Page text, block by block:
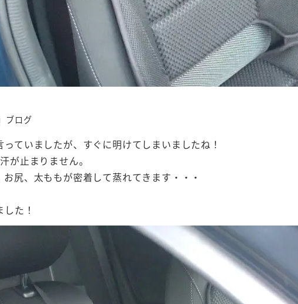
ゴリー
ブログ
ていましたが、すぐに明けてしまいましたね！
が止まりません。
尻、太ももが密着して蒸れてきます・・・
た！